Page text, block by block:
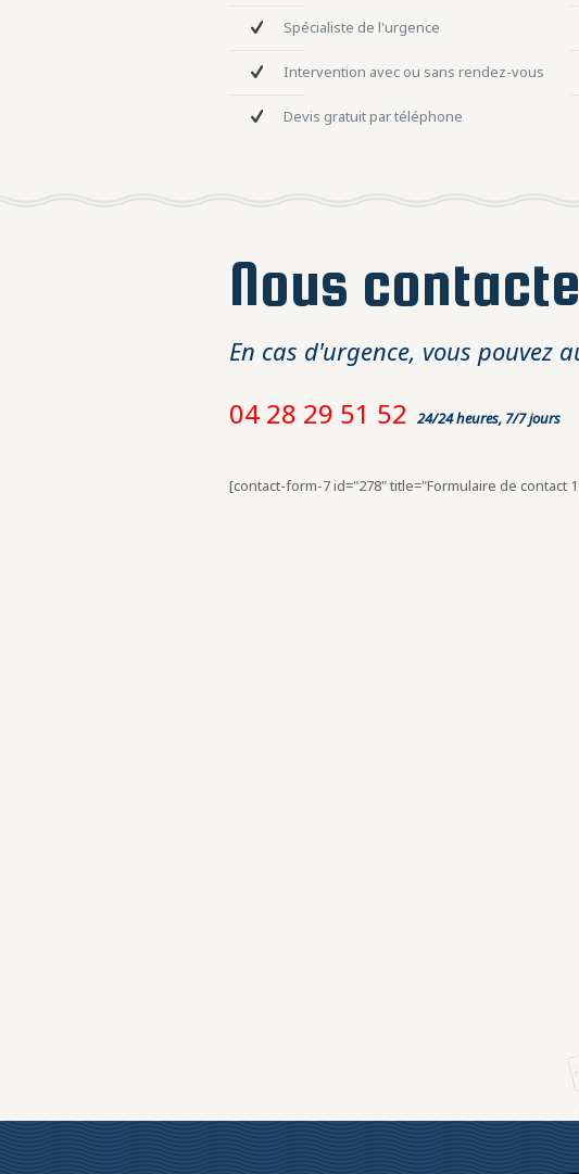
Spécialiste de l'urgence
Intervention avec ou sans rendez-vous
Devis gratuit par téléphone
Nous
En cas d'urgence, vous pouvez
04 28 29 51 52 24/24 heures, 7/7 jours
[contact-form-7 id="278" title="Formulaire de contact